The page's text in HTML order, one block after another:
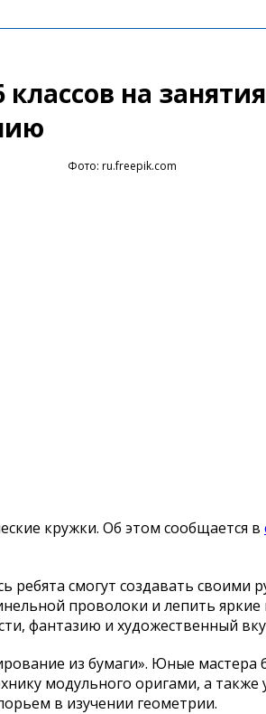
на
Фото: ru.freepik.com
кружки. Об этом сообщается в
ребята смогут создавать своими
проволоки и лепить яркие
фантазию и художественный
из бумаги». Юные мастера
модульного оригами, а также
в изучении геометрии.